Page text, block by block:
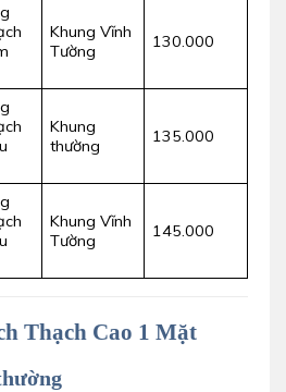
Khung Vĩnh
Tường
130.000
Khung
thường
135.000
Khung Vĩnh
Tường
145.000
Thạch Cao 1 Mặt